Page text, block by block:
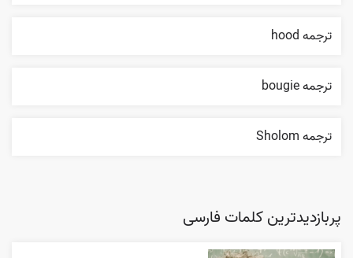
ترجمه hood
ترجمه bougie
ترجمه Sholom
پربازدیدترین کلمات فارسی